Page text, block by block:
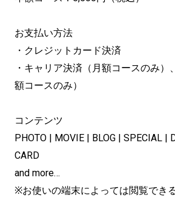
お支払い方法
・クレジットカード決済
・キャリア決済（月額コースのみ）
額コースのみ）
コンテンツ
PHOTO | MOVIE | BLOG | SPECIAL |
CARD
and more…
※お使いの端末によっては閲覧でき